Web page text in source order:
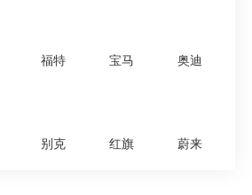
福特 宝马 奥迪
别克 红旗 蔚来